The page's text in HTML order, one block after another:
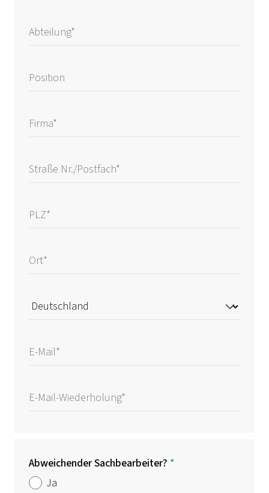
Abweichender Sachbearbeiter? *
Ja